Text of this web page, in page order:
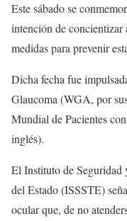
Este sábado se
intención de concientizar
medidas para prevenir
Dicha fecha fue
Glaucoma (WGA, por
Mundial de Pacientes
inglés).
El Instituto de Seguridad
del Estado (ISSSTE)
ocular que, de no